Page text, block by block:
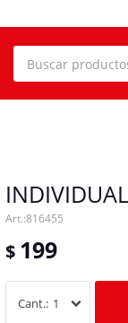
816455
$ 199
1